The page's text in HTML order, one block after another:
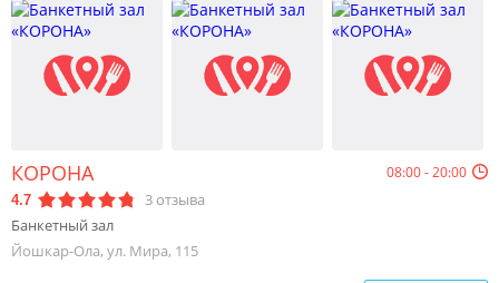
КОРОНА 08:00 - 20:00
4.7 3отзыва
Банкетный зал
Йошкар-Ола, ул. Мира, 115